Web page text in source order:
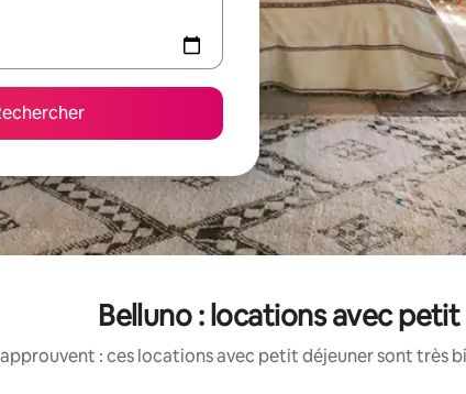
Belluno : locations avec
approuvent : ces locations avec petit déjeuner sont